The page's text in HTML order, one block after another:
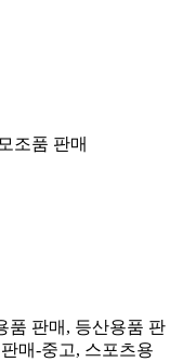
조품 판매
품 판매, 등산용품 판
매-중고, 스포츠용